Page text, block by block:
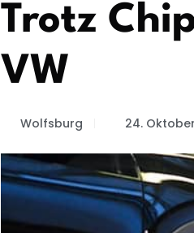
Trotz
VW
Wolfsburg 24.